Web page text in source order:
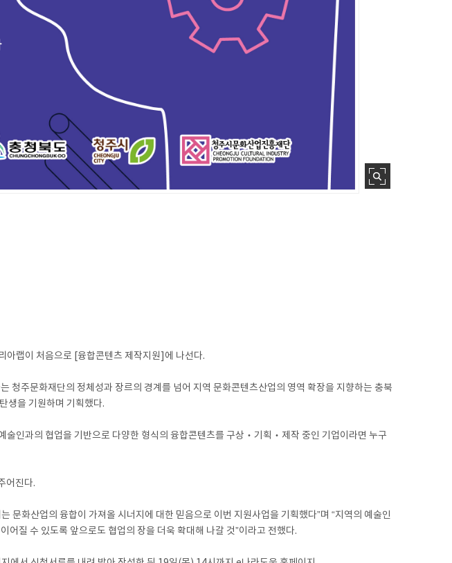
아랩이 처음으로 [융합콘텐츠 제작지원]에 나선다.
주문화재단의 정체성과 장르의 경계를 넘어 지역 문화콘텐츠산업의 영역 확장을 지향하는 충북
생을 기원하며 기획했다.
술인과의 협업을 기반으로 다양한 형식의 융합콘텐츠를 구상‧기획‧제작 중인 기업이라면 누구
어진다.
화산업의 융합이 가져올 시너지에 대한 믿음으로 이번 지원사업을 기획했다”며 “지역의 예술인
질 수 있도록 앞으로도 협업의 장을 더욱 확대해 나갈 것”이라고 전했다.